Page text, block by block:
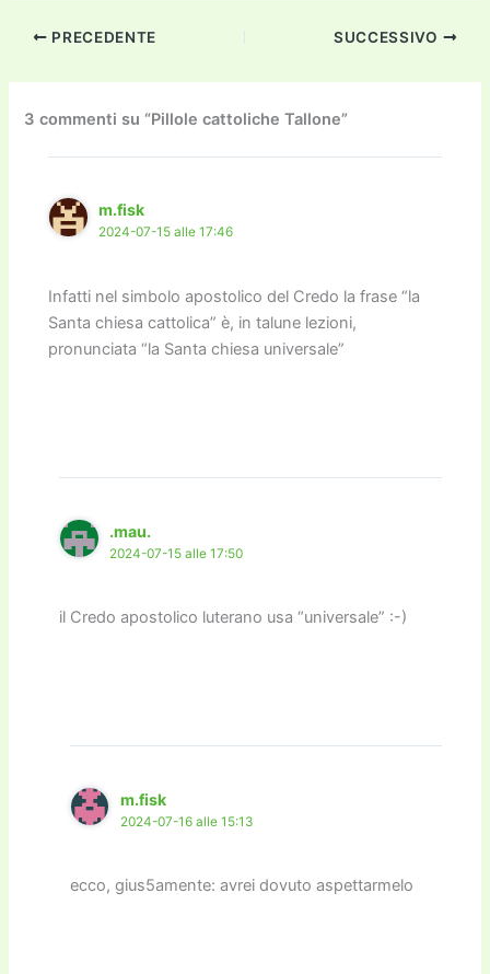
c
b
o
o
k
itt ai
d
o
n
a
m
p
y
Li
n
k
k
dI
n
vi
PRECEDENTE SUCCESSIVO
3 commenti su “Pillole cattoliche Tallone”
m.fisk
2024-07-15 alle 17:46
Infatti nel simbolo apostolico del Credo la frase “la
Santa chiesa cattolica” è, in talune lezioni,
pronunciata “la Santa chiesa universale”
.mau.
2024-07-15 alle 17:50
il Credo apostolico luterano usa “universale” :-)
m.fisk
2024-07-16 alle 15:13
ecco, gius5amente: avrei dovuto aspettarmelo